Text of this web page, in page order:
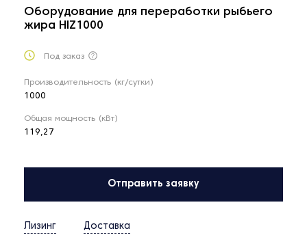
Оборудование для переработки рыбьего
жира HIZ1000
Под заказ
Производительность (кг/сутки)
1000
Общая мощность (кВт)
119,27
Отправить заявку
Лизинг Доставка